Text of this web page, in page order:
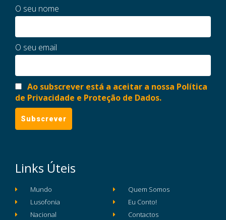
Links Úteis
Mundo
Lusofonia
Nacional
Quem Somos
Eu Conto!
Contactos
O seu nome
O seu email
Ao subscrever está a aceitar a nossa Política
de Privacidade e Proteção de Dados.